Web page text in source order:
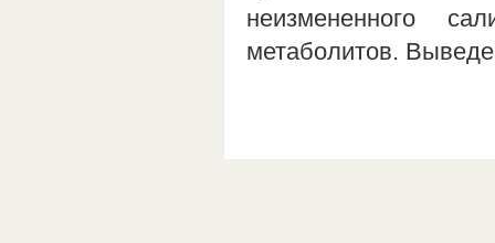
неизмененного
метаболитов.